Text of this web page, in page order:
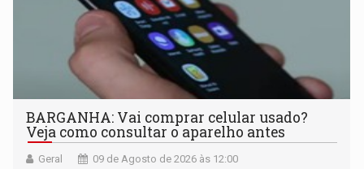
BARGANHA: Vai comprar celular usado?
Veja como consultar o aparelho antes
Geral 09 de Agosto de 2026 às 12:00